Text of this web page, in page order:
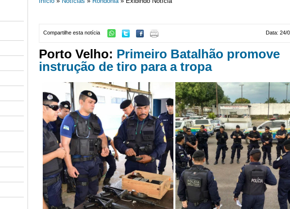
Data: 24/
Compartilhe esta notícia
Porto Velho: Primeiro Batalhão promove
instrução de tiro para a tropa